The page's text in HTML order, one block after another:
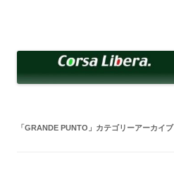
へ
ッ
「GRANDE PUNTO 」カテゴリーアーカイブ